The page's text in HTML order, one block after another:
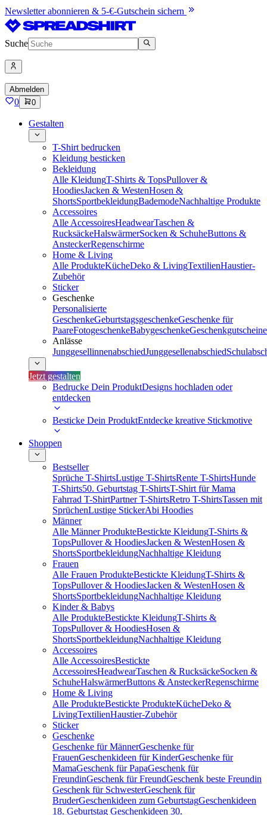
Newsletter abonnieren & 5-€-Gutschein sichern
Suche
Abmelden
0 0
Gestalten
T-Shirt bedrucken
Kleidung besticken
Bekleidung
Alle KleidungT-Shirts & TopsPullover &
HoodiesJacken & WestenHosen &
ShortsSportbekleidungBademodeNachhaltige Produkte
Accessoires
Alle AccessoiresHeadwearTaschen &
RucksäckeHalswärmerSocken & SchuheButtons &
AnsteckerRegenschirme
Home & Living
Alle ProdukteKücheDeko & LivingTextilienHaustier-
Zubehör
Sticker
Geschenke
Personalisierte
GeschenkeGeburtstagsgeschenkeGeschenke für
PaareFotogeschenkeBabygeschenkeGeschenkgutscheine
Anlässe
JunggesellinnenabschiedJunggesellenabschied
Jetzt gestalten
Bedrucke Dein ProduktDesigns hochladen oder
entdecken
Besticke Dein ProduktEntdecke kreative Stickmotive
Shoppen
Bestseller
Sprüche T-ShirtsLustige T-ShirtsRente T-ShirtsHunde
T-Shirts50. Geburtstag T-ShirtsT-Shirt für Mama
Fahrrad T-ShirtPartner T-ShirtsRetro T-ShirtsTassen mit
SprüchenLustige StickerAbi Hoodies
Männer
Alle Männer ProdukteBestickte KleidungT-Shirts &
TopsPullover & HoodiesJacken & WestenHosen &
ShortsSportbekleidungNachhaltige Kleidung
Frauen
Alle Frauen ProdukteBestickte KleidungT-Shirts &
TopsPullover & HoodiesJacken & WestenHosen &
ShortsSportbekleidungNachhaltige Kleidung
Kinder & Babys
Alle ProdukteBestickte KleidungT-Shirts &
TopsPullover & HoodiesHosen &
ShortsSportbekleidungNachhaltige Kleidung
Accessoires
Alle AccessoiresBestickte
AccessoiresHeadwearTaschen & RucksäckeSocken &
SchuheHalswärmerButtons & AnsteckerRegenschirme
Home & Living
Alle ProdukteBestickte ProdukteKücheDeko &
LivingTextilienHaustier-Zubehör
Sticker
Geschenke
Geschenke für MännerGeschenke für
FrauenGeschenkideen für KinderGeschenke für
MamaGeschenk für PapaGeschenk für
FreundinGeschenk für FreundGeschenk beste Freundin
Geschenk für SchwesterGeschenk für
BruderGeschenkideen zum GeburtstagGeschenkideen
18. Geburtstag Geschenkideen 30.